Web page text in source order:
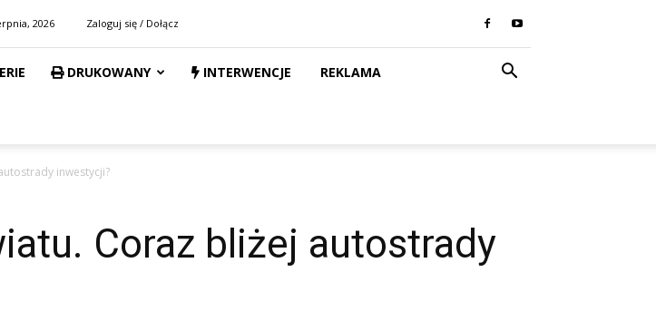
2026 Zaloguj się / Dołącz
DRUKOWANY INTERWENCJE REKLAMA
inwestycji?
Coraz bliżej autostrady